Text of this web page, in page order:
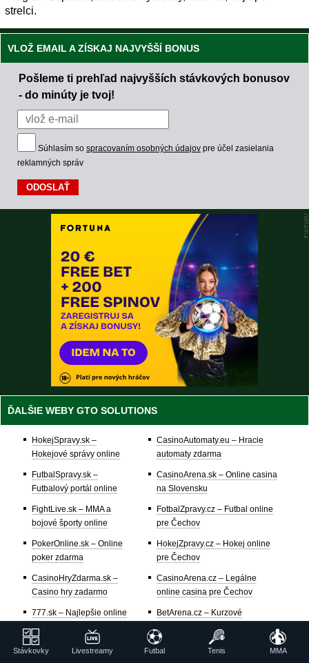
strelci.
VLOŽ EMAIL A ZÍSKAJ NAJVYŠŠÍ BONUS
Pošleme ti prehľad najvyšších stávkových bonusov
- do minúty je tvoj!
Súhlasím so spracovaním osobných údajov pre účel zasielania
reklamných správ
ĎALŠIE WEBY GTO SOLUTIONS
HokejSpravy.sk –
Hokejové správy online
FutbalSpravy.sk –
Futbalový portál online
FightLive.sk – MMA a
bojové športy online
PokerOnline.sk – Online
poker zdarma
CasinoHryZdarma.sk –
Casino hry zadarmo
777.sk – Najlepšie online
kasína
24casino.sk – Online SK
CasinoAutomaty.eu – Hracie
automaty zdarma
CasinoArena.sk – Online casina
na Slovensku
FotbalZpravy.cz – Futbal online
pre Čechov
HokejZpravy.cz – Hokej online
pre Čechov
CasinoArena.cz – Legálne
online casina pre Čechov
BetArena.cz – Kurzové
stávkovanie pre Čechov
Fight-Live.cz – MMA a bojové
Stávkovky Livestreamy Futbal Tenis MMA